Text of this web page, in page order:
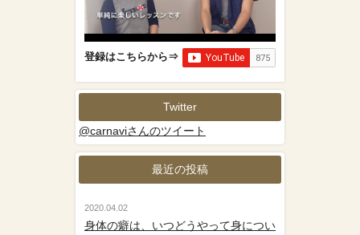
登録はこちらから⇒
Twitter
@carnaviさんのツイート
最近の投稿
2020.04.02
身体の癖は、いつどうやって身につい